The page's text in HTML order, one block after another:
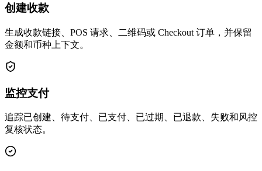
创建收款
生成收款链接、POS 请求、二维码或 Checkout 订单，并保留
金额和币种上下文。
监控支付
追踪已创建、待支付、已支付、已过期、已退款、失败和风控
复核状态。